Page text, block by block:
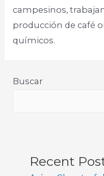
campesinos,
producción de café
químicos.
Buscar
Recent